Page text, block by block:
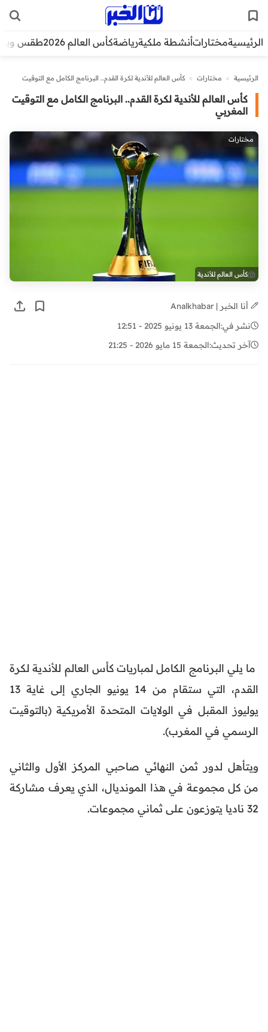
الرئيسيةمختاراتأنشطة ملكيةرياضةكأس العالم 2026 طقس
الرئيسية > مختارات > كأس العالم للأندية لكرة القدم.. البرنامج الكامل مع التوقيت
كأس العالم للأندية لكرة القدم.. البرنامج الكامل مع التوقيت
المغربي
مختارات
كأس العالم للأندية
أنا الخبر | Analkhabar
نشر في:الجمعة 13 يونيو 2025 - 12:51
آخر تحديث:الجمعة 15 مايو 2026 - 21:25
ما يلي البرنامج الكامل لمباريات كأس العالم للأندية لكرة
القدم، التي ستقام من 14 يونيو الجاري إلى غاية 13
يوليوز المقبل في الولايات المتحدة الأمريكية (بالتوقيت
الرسمي في المغرب).
ويتأهل لدور ثمن النهائي صاحبي المركز الأول والثاني
من كل مجموعة في هذا المونديال، الذي يعرف مشاركة
32 ناديا يتوزعون على ثماني مجموعات.